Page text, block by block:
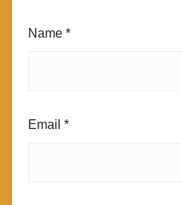
Name *
Email *